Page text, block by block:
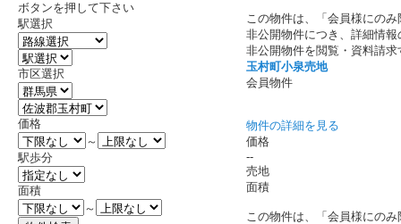
この物件は、「会員様にの
非公開物件につき、詳細情
非公開物件を閲覧・資料請
玉村町小泉売地
会員物件
物件の詳細を見る
価格
--
売地
面積
この物件は、「会員様にの
ボタンを押して下さい
駅選択
市区選択
価格
～
駅歩分
面積
～